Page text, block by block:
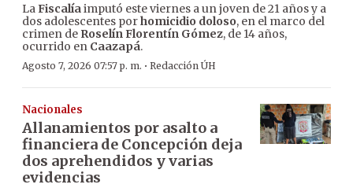
LaFiscalíaimputó este viernes a un joven de 21 años y a
dos adolescentes porhomicidio doloso, en el marco del
crimen de Roselín Florentín Gómez, de 14 años,
ocurrido en Caazapá.
Agosto 7, 2026 07:57 p. m. · Redacción ÚH
Nacionales
Allanamientos por asalto a
financiera de Concepción deja
dos aprehendidos y varias
evidencias